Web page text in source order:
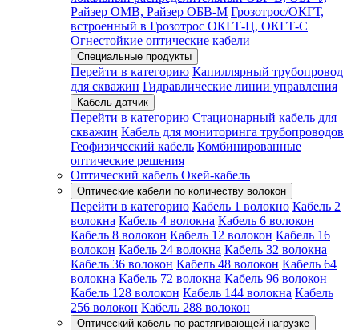
Райзер ОМВ, Райзер ОБВ-М Грозотрос/ОКГТ,
встроенный в Грозотрос ОКГТ-Ц, ОКГТ-С
Огнестойкие оптические кабели
Специальные продукты
Перейти в категорию Капиллярный трубопровод
для скважин Гидравлические линии управления
Кабель-датчик
Перейти в категорию Стационарный кабель для
скважин Кабель для мониторинга трубопроводов
Геофизический кабель Комбинированные
оптические решения
Оптический кабель Окей-кабель
Оптические кабели по количеству волокон
Перейти в категорию Кабель 1 волокно Кабель 2
волокна Кабель 4 волокна Кабель 6 волокон
Кабель 8 волокон Кабель 12 волокон Кабель 16
волокон Кабель 24 волокна Кабель 32 волокна
Кабель 36 волокон Кабель 48 волокон Кабель 64
волокна Кабель 72 волокна Кабель 96 волокон
Кабель 128 волокон Кабель 144 волокна Кабель
256 волокон Кабель 288 волокон
Оптический кабель по растягивающей нагрузке